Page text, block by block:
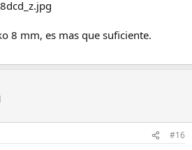
8 mm, es mas que suficiente.
#16